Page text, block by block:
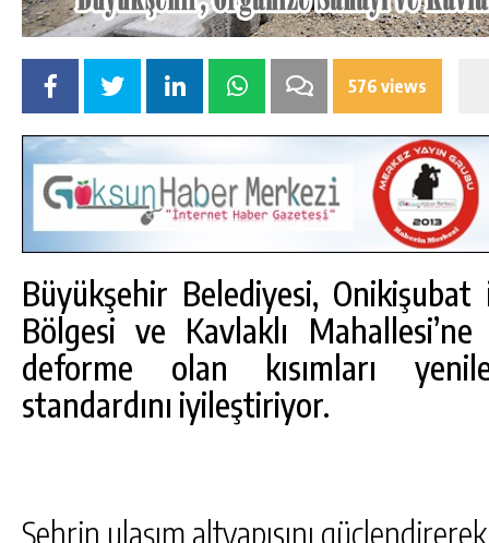
576 views
Büyükşehir Belediyesi,
Bölgesi ve Kavlaklı
deforme olan kısımları
standardını iyileştiriyor.
Şehrin ulaşım altyapısını